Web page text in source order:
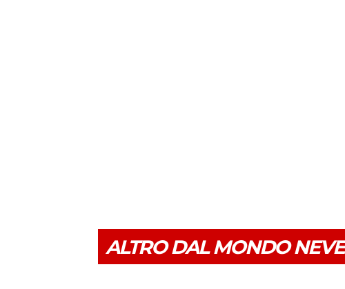
ALTRO DAL MONDO NEVE